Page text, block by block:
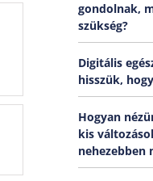
gondolnak,
szükség?
Digitális
hisszük,
Hogyan
kis
nehezebben